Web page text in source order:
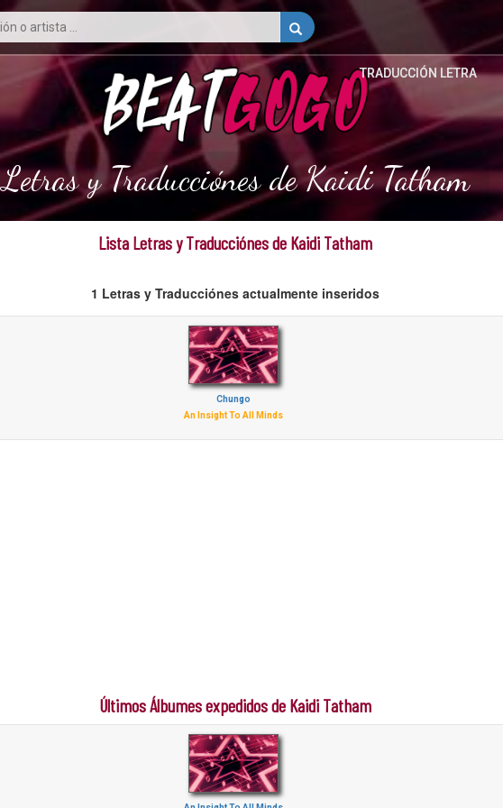
TRADUCCIÓN LETRA
Letras y Traducciónes de Kaidi Tatham
Lista Letras y Traducciónes de Kaidi Tatham
1 Letras y Traducciónes actualmente inseridos
Chungo
An Insight To All Minds
Últimos Álbumes expedidos de Kaidi Tatham